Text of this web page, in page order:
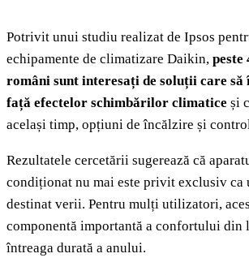
Potrivit unui studiu realizat de Ipsos
echipamente de climatizare Daikin, peste
români sunt interesați de soluții care să
față efectelor schimbărilor climatice și
același timp, opțiuni de încălzire și
Rezultatele cercetării sugerează că
condiționat nu mai este privit exclusiv ca
destinat verii. Pentru mulți utilizatori,
componentă importantă a confortului din
întreaga durată a anului.